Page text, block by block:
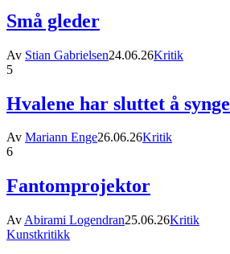
Små gleder
Av Stian Gabrielsen24.06.26Kritik
5
Hvalene har sluttet å synge
Av Mariann Enge26.06.26Kritik
6
Fantomprojektor
Av Abirami Logendran25.06.26Kritik
Kunstkritikk